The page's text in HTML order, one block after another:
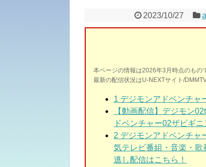
2023/10/27
本ページの情報は2026年3月時点のもの
最新の配信状況はU-NEXTサイト/
1 デジモンアドベンチャ
【動画配信】デジモン
ドベンチャー02ザビギニ
2 デジモンアドベンチャ
気テレビ番組・音楽・
逃し配信はこちら！